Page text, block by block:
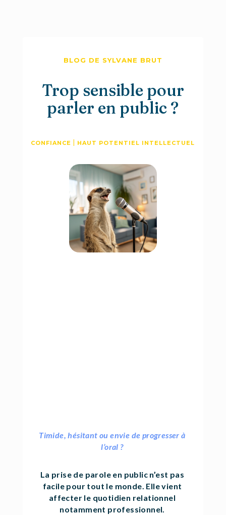
BLOG DE SYLVANE BRUT
Trop sensible pour
parler en public ?
CONFIANCE HAUT POTENTIEL INTELLECTUEL
Timide, hésitant ou envie de progresser à
l’oral ?
La prise de parole en public n’est pas
facile pour tout le monde. Elle vient
affecter le quotidien relationnel
notamment professionnel.